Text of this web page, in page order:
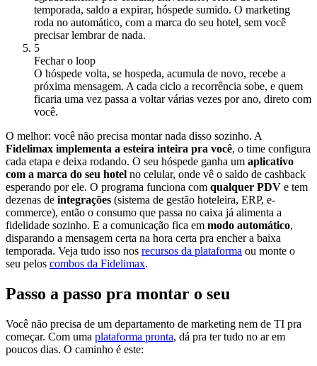
temporada, saldo a expirar, hóspede sumido. O marketing
roda no automático, com a marca do seu hotel, sem você
precisar lembrar de nada.
5
Fechar o loop
O hóspede volta, se hospeda, acumula de novo, recebe a
próxima mensagem. A cada ciclo a recorrência sobe, e quem
ficaria uma vez passa a voltar várias vezes por ano, direto com
você.
O melhor: você não precisa montar nada disso sozinho. A
Fidelimax implementa a esteira inteira pra você, o time configura
cada etapa e deixa rodando. O seu hóspede ganha um aplicativo
com a marca do seu hotel no celular, onde vê o saldo de cashback
esperando por ele. O programa funciona com qualquer PDV e tem
dezenas de integrações (sistema de gestão hoteleira, ERP, e-
commerce), então o consumo que passa no caixa já alimenta a
fidelidade sozinho. E a comunicação fica em modo automático,
disparando a mensagem certa na hora certa pra encher a baixa
temporada. Veja tudo isso nos recursos da plataforma ou monte o
seu pelos combos da Fidelimax.
Passo a passo pra montar o seu
Você não precisa de um departamento de marketing nem de TI pra
começar. Com uma plataforma pronta, dá pra ter tudo no ar em
poucos dias. O caminho é este: